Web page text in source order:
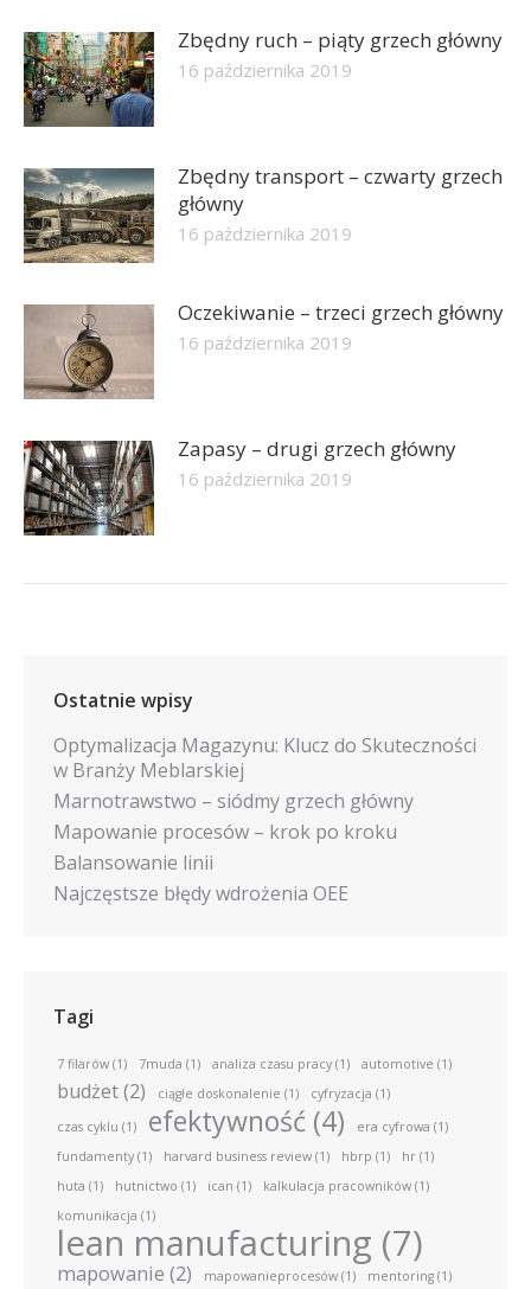
Zbędny ruch – piąty grzech główny
16 października 2019
Zbędny transport – czwarty grzech
główny
16 października 2019
Oczekiwanie – trzeci grzech główny
16 października 2019
Zapasy – drugi grzech główny
16 października 2019
Ostatnie wpisy
Optymalizacja Magazynu: Klucz do Skuteczności
w Branży Meblarskiej
Marnotrawstwo – siódmy grzech główny
Mapowanie procesów – krok po kroku
Balansowanie linii
Najczęstsze błędy wdrożenia OEE
Tagi
7 filarów (1) 7muda (1) analiza czasu pracy (1) automotive (1)
budżet(2) ciągłe doskonalenie (1) cyfryzacja (1)
czas cyklu (1) efektywność (4) era cyfrowa (1)
fundamenty (1) harvard business review (1) hbrp (1) hr (1)
huta (1) hutnictwo (1) ican (1) kalkulacja pracowników (1)
komunikacja (1)
lean manufacturing (7)
mapowanie (2) mapowanieprocesów (1) mentoring (1)